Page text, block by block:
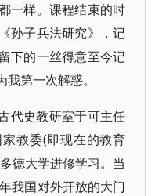
一样。课程结束的时
孙子兵法研究》，记
下的一丝得意至今记
第一次解惑。
代史教研室于可主任
教委(即现在的教育
德大学进修学习。当
我国对外开放的大门